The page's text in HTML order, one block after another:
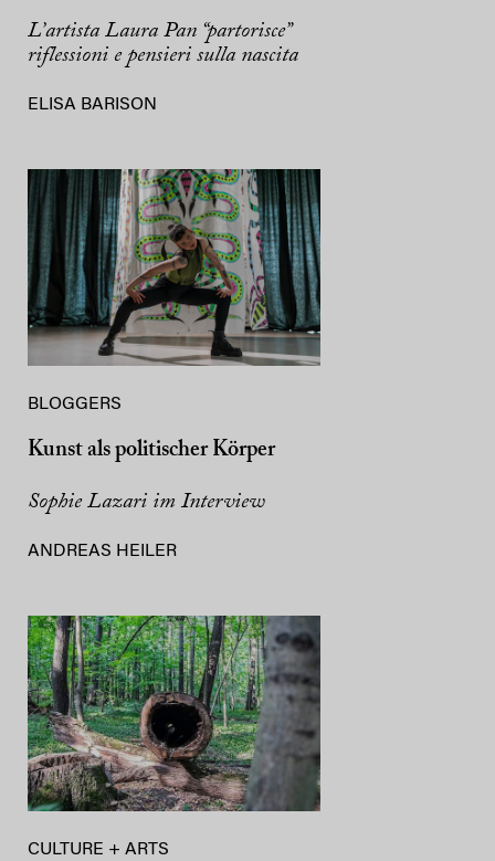
L’artista Laura Pan “partorisce”
riflessioni e pensieri sulla nascita
ELISA BARISON
BLOGGERS
Kunst als politischer Körper
Sophie Lazari im Interview
ANDREAS HEILER
CULTURE + ARTS